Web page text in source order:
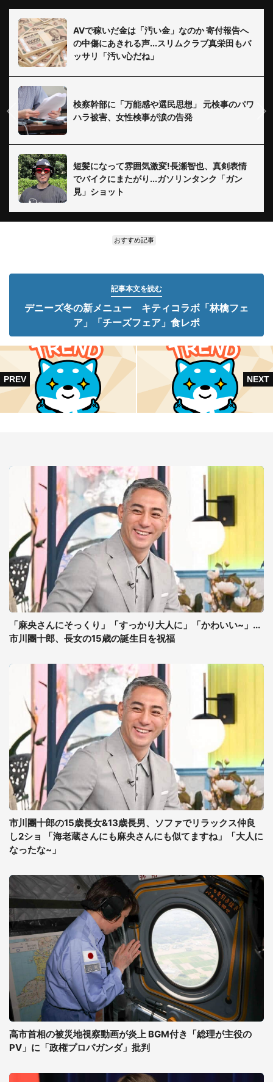
AVで稼いだ金は「汚い金」なのか 寄付報告へ
の中傷にあきれる声...スリムクラブ真栄田もバ
ッサリ「汚い心だね」
検察幹部に「万能感や選民思想」 元検事のパワ
ハラ被害、女性検事が涙の告発
短髪になって雰囲気激変!長瀬智也、真剣表情
でバイクにまたがり...ガソリンタンク「ガン
見」ショット
おすすめ記事
記事本文を読む
デニーズ冬の新メニュー キティコラボ「林檎フェ
ア」「チーズフェア」食レポ
「麻央さんにそっくり」「すっかり大人に」「かわいい~」...
市川團十郎、長女の15歳の誕生日を祝福
市川團十郎の15歳長女&13歳長男、ソファでリラックス仲良
し2ショ 「海老蔵さんにも麻央さんにも似てますね」「大人に
なったな~」
高市首相の被災地視察動画が炎上 BGM付き「総理が主役の
PV」に「政権プロパガンダ」批判